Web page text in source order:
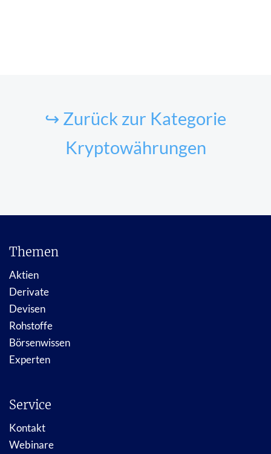
↪ Zurück zur Kategorie
Kryptowährungen
Themen
Aktien
Derivate
Devisen
Rohstoffe
Börsenwissen
Experten
Service
Kontakt
Webinare